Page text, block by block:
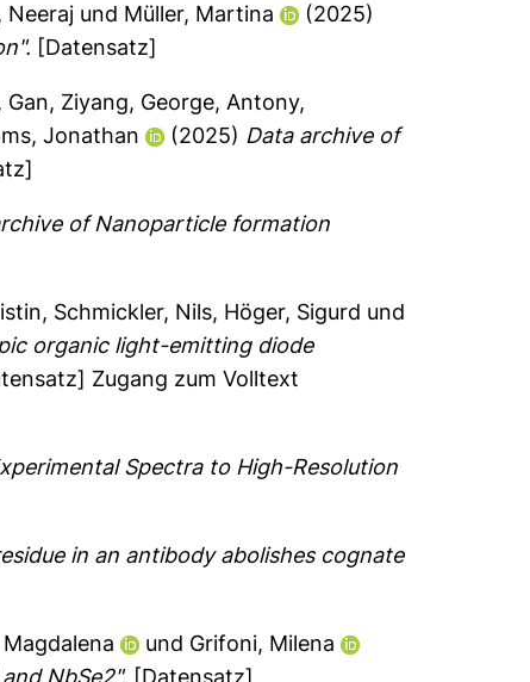
Neeraj und Müller, Martina
(2025)
[Datensatz]
, Gan, Ziyang, George, Antony,
Jonathan (2025) Data archive of
of Nanoparticle formation
, Schmickler, Nils, Höger, Sigurd und
organic light-emitting diode
Zugang zum Volltext
Spectra to High-Resolution
in an antibody abolishes cognate
und Grifoni, Milena
NbSe2". [Datensatz]